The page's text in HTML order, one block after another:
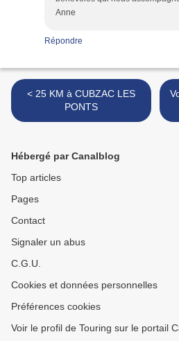
Anne
Répondre
< 25 KM à CUBZAC LES
PONTS
Hébergé par Canalblog
Top articles
Pages
Contact
Signaler un abus
C.G.U.
Cookies et données personnelles
Préférences cookies
Voir le profil de Touring sur le portail